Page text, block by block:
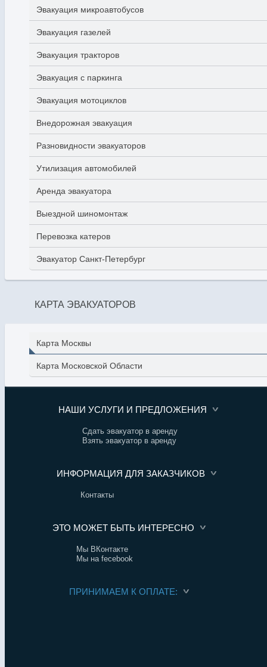
Эвакуация микроавтобусов
Эвакуация газелей
Эвакуация тракторов
Эвакуация с паркинга
Эвакуация мотоциклов
Внедорожная эвакуация
Разновидности эвакуаторов
Утилизация автомобилей
Аренда эвакуатора
Выездной шиномонтаж
Перевозка катеров
Эвакуатор Санкт-Петербург
КАРТА ЭВАКУАТОРОВ
Карта Москвы
Карта Московской Области
НАШИ УСЛУГИ И ПРЕДЛОЖЕНИЯ
Сдать эвакуатор в аренду
Взять эвакуатор в аренду
ИНФОРМАЦИЯ ДЛЯ ЗАКАЗЧИКОВ
Контакты
ЭТО МОЖЕТ БЫТЬ ИНТЕРЕСНО
Мы ВКонтакте
Мы на fecebook
ПРИНИМАЕМ К ОПЛАТЕ: